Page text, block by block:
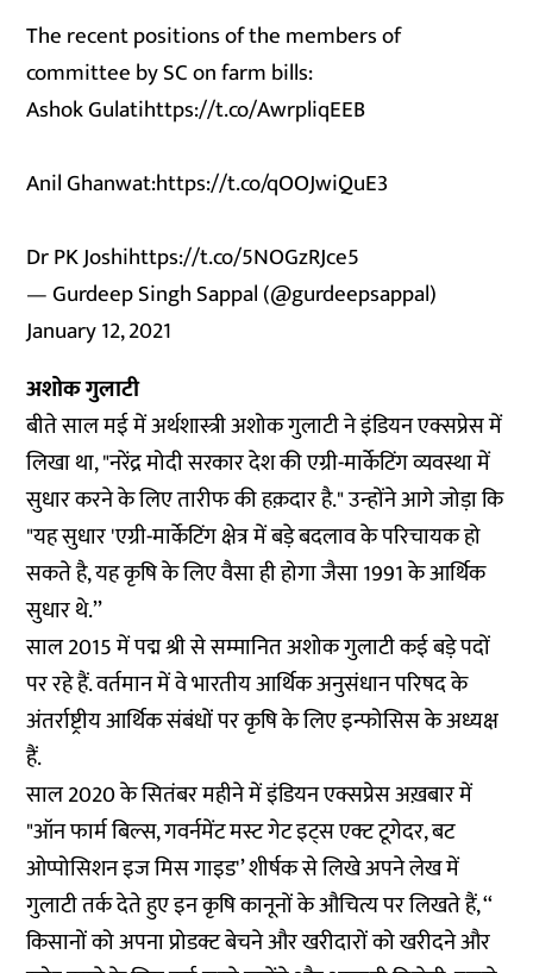
The recent positions of the members of
committee by SC on farm bills:
Ashok Gulatihttps://t.co/AwrpliqEEB
Anil Ghanwat:https://t.co/qOOJwiQuE3
Dr PK Joshihttps://t.co/5NOGzRJce5
— Gurdeep Singh Sappal (@gurdeepsappal)
January 12, 2021
अशोक गुलाटी
बीते साल मई में अर्थशास्त्री अशोक गुलाटी नेइंडियन एक्सप्रेसमें
लिखा था, "नरेंद्र मोदी सरकार देश की एग्री-मार्केटिंग व्यवस्था में
सुधार करने के लिए तारीफ की हक़दार है." उन्होंने आगे जोड़ा कि
"यह सुधार 'एग्री-मार्केटिंग क्षेत्र में बड़े बदलाव के परिचायक हो
सकते है, यह कृषि के लिए वैसा ही होगा जैसा 1991 के आर्थिक
सुधार थे.’’
साल 2015 में पद्म श्री से सम्मानित अशोक गुलाटी कई बड़े पदों
पर रहे हैं. वर्तमान में वे भारतीय आर्थिक अनुसंधान परिषद के
अंतर्राष्ट्रीय आर्थिक संबंधों पर कृषि के लिए इन्फोसिस के अध्यक्ष
हैं.
साल 2020 के सितंबर महीने में इंडियन एक्सप्रेस अख़बार में
"ऑन फार्म बिल्स, गवर्नमेंट मस्ट गेट इट्स एक्ट टूगेदर, बट
ओप्पोसिशन इज मिस गाइड'’शीर्षक से लिखे अपने लेख में
गुलाटी तर्क देते हुए इन कृषि कानूनों के औचित्य पर लिखते हैं, ‘‘
किसानों को अपना प्रोडक्ट बेचने और खरीदारों को खरीदने और